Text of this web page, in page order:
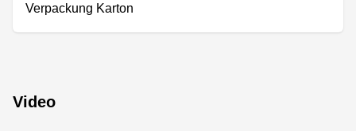
Verpackung Karton
Video